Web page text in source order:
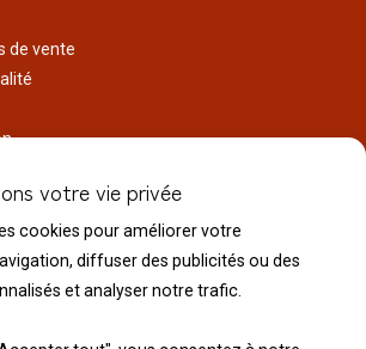
de vente
votre vie privée
cookies pour améliorer votre
diffuser des publicités ou des
et analyser notre trafic.